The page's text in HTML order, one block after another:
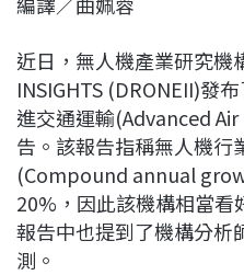
c
b
o
o
k
n
a
d
s
e
d
I
n
L
i
n
k
近日，無人機產業研究機
INSIGHTS (DRONEII)發
進交通運輸(Advanced
告。該報告指稱無人機行
(Compound annual
20%，因此該機構相當看
報告中也提到了機構分析
測。